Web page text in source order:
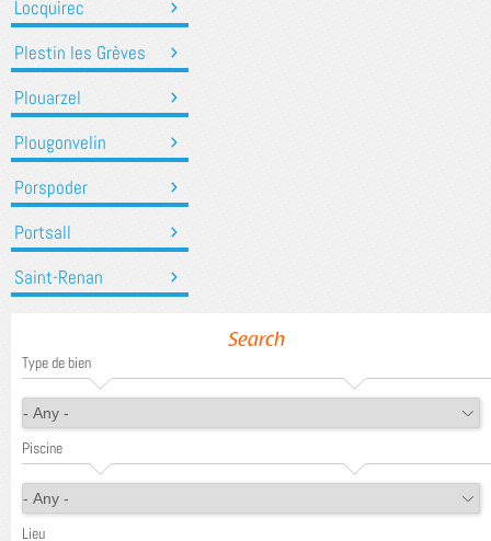
Locquirec
Plestin les Grèves
Plouarzel
Plougonvelin
Porspoder
Portsall
Saint-Renan
Search
Type de bien
Piscine
Lieu